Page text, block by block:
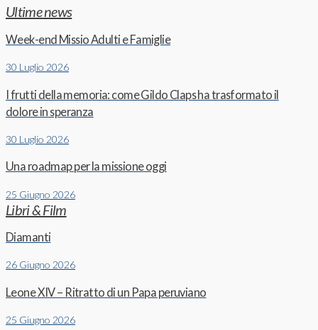
Ultime news
Week-end Missio Adulti e Famiglie
30 Luglio 2026
I frutti della memoria: come Gildo Claps ha trasformato il
dolore in speranza
30 Luglio 2026
Una roadmap per la missione oggi
25 Giugno 2026
Libri & Film
Diamanti
26 Giugno 2026
Leone XIV – Ritratto di un Papa peruviano
25 Giugno 2026